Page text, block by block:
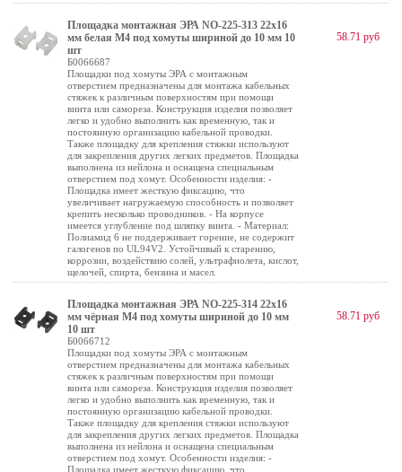
Площадка монтажная ЭРА NO-225-313 22х16
мм белая М4 под хомуты шириной до 10 мм 10
шт
Б0066687
Площадки под хомуты ЭРА с монтажным
отверстием предназначены для монтажа кабельных
стяжек к различным поверхностям при помощи
винта или самореза. Конструкция изделия позволяет
легко и удобно выполнить как временную, так и
постоянную организацию кабельной проводки.
Также площадку для крепления стяжки используют
для закрепления других легких предметов. Площадка
выполнена из нейлона и оснащена специальным
отверстием под хомут. Особенности изделия: -
Площадка имеет жесткую фиксацию, что
увеличивает нагружаемую способность и позволяет
крепить несколько проводников. - На корпусе
имеется углубление под шляпку винта. - Материал:
Полиамид 6 не поддерживает горение, не содержит
галогенов по UL94V2. Устойчивый к старению,
коррозии, воздействию солей, ультрафиолета, кислот,
щелочей, спирта, бензина и масел.
58.71 руб
Площадка монтажная ЭРА NO-225-314 22х16
мм чёрная М4 под хомуты шириной до 10 мм
10 шт
Б0066712
Площадки под хомуты ЭРА с монтажным
отверстием предназначены для монтажа кабельных
стяжек к различным поверхностям при помощи
винта или самореза. Конструкция изделия позволяет
легко и удобно выполнить как временную, так и
постоянную организацию кабельной проводки.
Также площадку для крепления стяжки используют
для закрепления других легких предметов. Площадка
выполнена из нейлона и оснащена специальным
отверстием под хомут. Особенности изделия: -
Площадка имеет жесткую фиксацию, что
58.71 руб